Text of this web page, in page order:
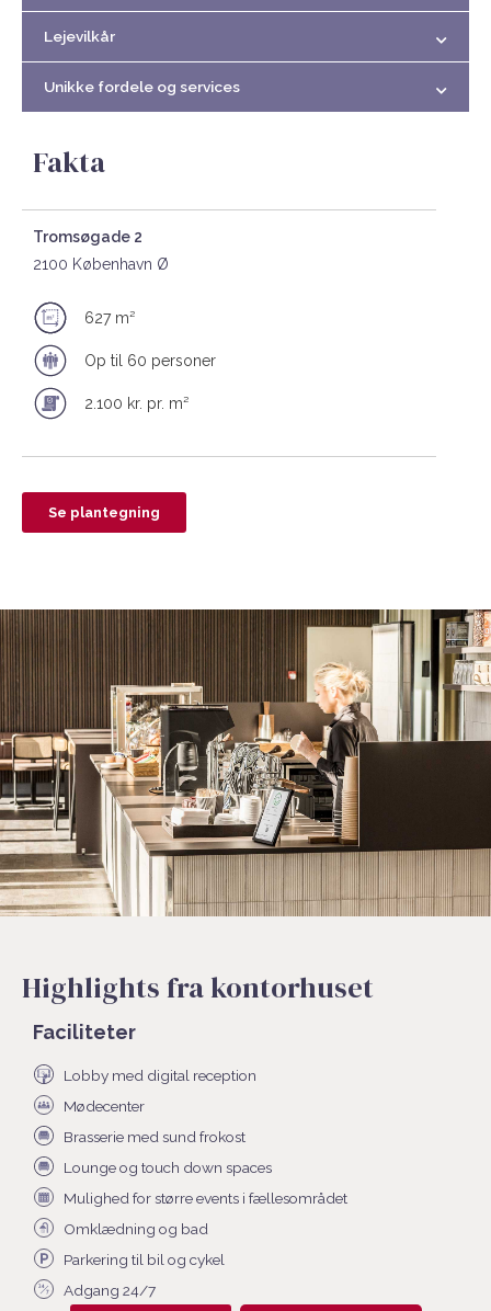
Lejevilkår
Unikke fordele og services
Fakta
Tromsøgade 2
2100 København Ø
627 m²
Op til 60 personer
2.100 kr. pr. m²
Se plantegning
Highlights fra kontorhuset
Faciliteter
Lobby med digital reception
Mødecenter
Brasserie med sund frokost
Lounge og touch down spaces
Mulighed for større events i fællesområdet
Omklædning og bad
Parkering til bil og cykel
Adgang 24/7